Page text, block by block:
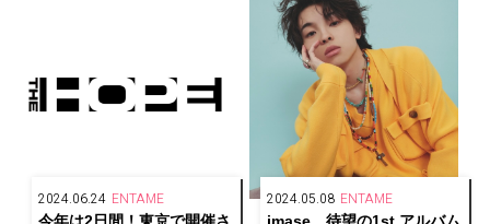
2024.06.24 ENTAME
今年は2日間！東京で開催さ
2024.05.08 ENTAME
imase、待望の1st アルバム